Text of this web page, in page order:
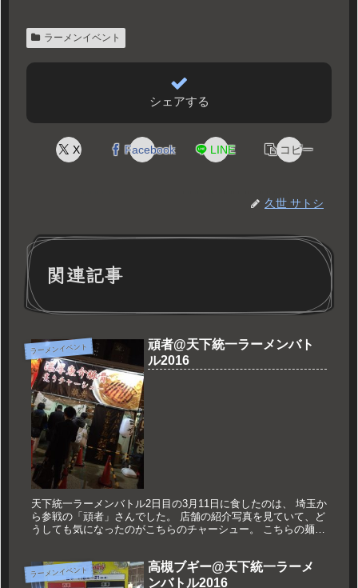
ラーメンイベント
シェアする
X Facebook LINE コピー
久世 サトシ
関連記事
ラーメンイベント
頑者@天下統一ラーメンバト
ル2016
天下統一ラーメンバトル2日目の3月11日に食したのは、 埼玉か
ら参戦の「頑者」さんでした。 店舗の紹介写真を見ていて、ど
うしても気になったのがこちらのチャーシュー。 こちらの麺は
ラーメンイベント
高槻ブギー@天下統一ラーメ
ンバトル2016